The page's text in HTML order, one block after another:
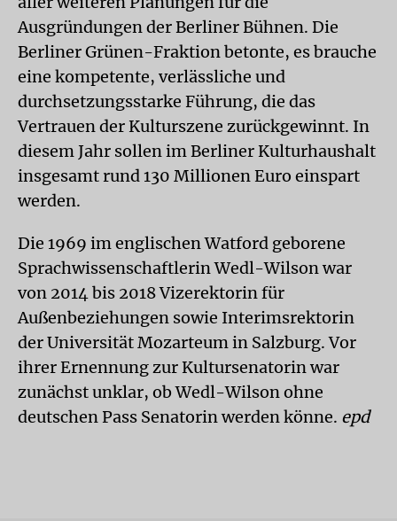
Ausgründungen der Berliner Bühnen. Die
Berliner Grünen-Fraktion betonte, es brauche
eine kompetente, verlässliche und
durchsetzungsstarke Führung, die das
Vertrauen der Kulturszene zurückgewinnt. In
diesem Jahr sollen im Berliner Kulturhaushalt
insgesamt rund 130 Millionen Euro einspart
werden.
Die 1969 im englischen Watford geborene
Sprachwissenschaftlerin Wedl-Wilson war
von 2014 bis 2018 Vizerektorin für
Außenbeziehungen sowie Interimsrektorin
der Universität Mozarteum in Salzburg. Vor
ihrer Ernennung zur Kultursenatorin war
zunächst unklar, ob Wedl-Wilson ohne
deutschen Pass Senatorin werden könne. epd